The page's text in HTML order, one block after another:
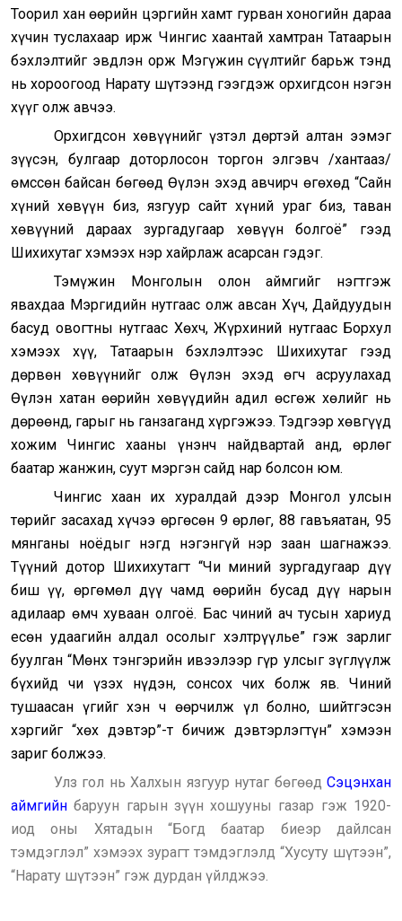
Тоорил хан өөрийн цэргийн хамт гурван хоногийн дараа
хүчин туслахаар ирж Чингис хаантай хамтран Татаарын
бэхлэлтийг эвдлэн орж Мэгүжин сүүлтийг барьж тэнд
нь хороогоод Нарату шүтээнд гээгдэж орхигдсон нэгэн
хүүг олж авчээ.
Орхигдсон хөвүүнийг үзтэл дөртэй алтан ээмэг
зүүсэн, булгаар доторлосон торгон элгэвч /хантааз/
өмссөн байсан бөгөөд Өүлэн эхэд авчирч өгөхөд “Сайн
хүний хөвүүн биз, язгуур сайт хүний ураг биз, таван
хөвүүний дараах зургадугаар хөвүүн болгоё” гээд
Шихихутаг хэмээх нэр хайрлаж асарсан гэдэг.
Тэмүжин Монголын олон аймгийг нэгтгэж
явахдаа Мэргидийн нутгаас олж авсан Хүч, Дайдуудын
басуд овогтны нутгаас Хөхч, Жүрхиний нутгаас Борхул
хэмээх хүү, Татаарын бэхлэлтээс Шихихутаг гээд
дөрвөн хөвүүнийг олж Өүлэн эхэд өгч асруулахад
Өүлэн хатан өөрийн хөвүүдийн адил өсгөж хөлийг нь
дөрөөнд, гарыг нь ганзаганд хүргэжээ. Тэдгээр хөвгүүд
хожим Чингис хааны үнэнч найдвартай анд, өрлөг
баатар жанжин, суут мэргэн сайд нар болсон юм.
Чингис хаан их хуралдай дээр Монгол улсын
төрийг засахад хүчээ өргөсөн 9 өрлөг, 88 гавъяатан, 95
мянганы ноёдыг нэгд нэгэнгүй нэр заан шагнажээ.
Түүний дотор Шихихутагт “Чи миний зургадугаар дүү
биш үү, өргөмөл дүү чамд өөрийн бусад дүү нарын
адилаар өмч хуваан олгоё. Бас чиний ач тусын хариуд
есөн удаагийн алдал осолыг хэлтрүүлье” гэж зарлиг
буулган “Мөнх тэнгэрийн ивээлээр гүр улсыг зүглүүлж
бүхийд чи үзэх нүдэн, сонсох чих болж яв. Чиний
тушаасан үгийг хэн ч өөрчилж үл болно, шийтгэсэн
хэргийг “хөх дэвтэр”-т бичиж дэвтэрлэгтүн” хэмээн
зариг болжээ.
Улз гол нь Халхын язгуур нутаг бөгөөд Сэцэнхан
аймгийн баруун гарын зүүн хошууны газар гэж 1920-
иод оны Хятадын “Богд баатар биеэр дайлсан
тэмдэглэл” хэмээх зурагт тэмдэглэлд “Хусуту шүтээн”,
“Нарату шүтээн” гэж дурдан үйлджээ.